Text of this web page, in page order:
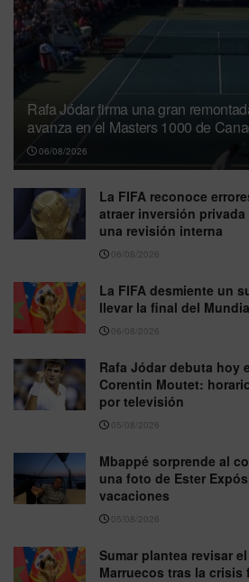
Rafa Jódar firma una gran
avanza en el Masters 1000 de
06/08/2026
La FIFA reconoce
atraer inversión
una revisión interna
06/08/2026
La FIFA desmiente un
llevar la final del
06/08/2026
Rafa Jódar debuta hoy
Corentin Moutet:
por televisión
05/08/2026
Mbappé sorprende al
una foto de Ester
vacaciones
05/08/2026
Sumar plantea revisar
Marruecos tras la crisis